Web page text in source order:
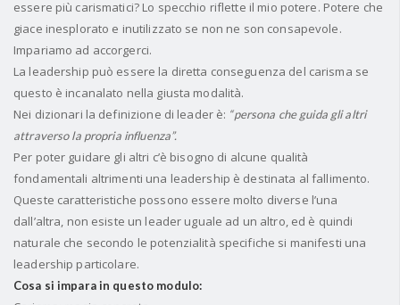
essere più carismatici? Lo specchio riflette il mio potere. Potere che
giace inesplorato e inutilizzato se non ne son consapevole.
Impariamo ad accorgerci.
La leadership può essere la diretta conseguenza del carisma se
questo è incanalato nella giusta modalità.
Nei dizionari la definizione di leader è: “persona che guida gli altri
attraverso la propria influenza”.
Per poter guidare gli altri c’è bisogno di alcune qualità
fondamentali altrimenti una leadership è destinata al fallimento.
Queste caratteristiche possono essere molto diverse l’una
dall’altra, non esiste un leader uguale ad un altro, ed è quindi
naturale che secondo le potenzialità specifiche si manifesti una
leadership particolare.
Cosa si impara in questo modulo: